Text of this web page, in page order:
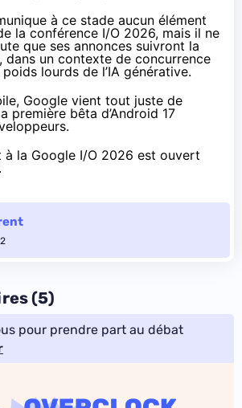
à ce stade aucun élément
la conférence I/O 2026, mais il ne
que ses annonces suivront la
dans un contexte de concurrence
lourds de l’IA générative.
Google vient tout juste de
première bêta d’Android 17
.
à la Google I/O 2026 est ouvert
(5)
pour prendre part au débat